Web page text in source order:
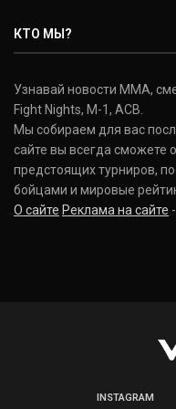
Donald
(36-15-0, 1)
Исраэль
Israel
(19-0-0, 0)
КТО МЫ?
Узнавай новости ММА,
Fight Nights, M-1, ACB.
Мы собираем для вас
сайте вы всегда сможете
предстоящих турниров,
бойцами и мировые
О сайте Реклама на сайте
INSTAGRAM